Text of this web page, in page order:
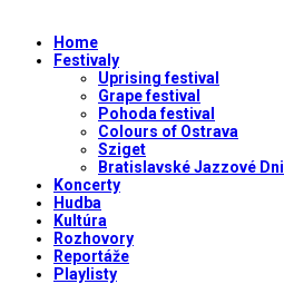
Home
Festivaly
Uprising festival
Grape festival
Pohoda festival
Colours of Ostrava
Sziget
Bratislavské Jazzové Dni
Koncerty
Hudba
Kultúra
Rozhovory
Reportáže
Playlisty